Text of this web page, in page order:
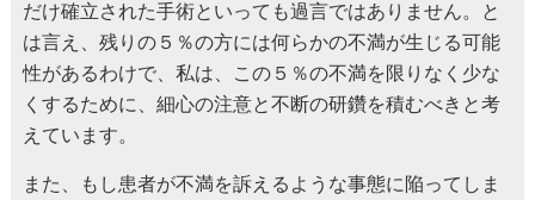
だけ確立された手術といっても過言ではありません。と
は言え、残りの５％の方には何らかの不満が生じる可能
性があるわけで、私は、この５％の不満を限りなく少な
くするために、細心の注意と不断の研鑽を積むべきと考
えています。
また、もし患者が不満を訴えるような事態に陥ってしま